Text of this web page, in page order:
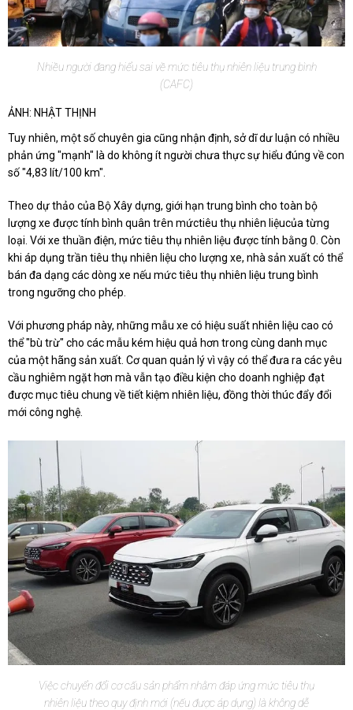
Nhiều người đang hiểu sai về mức tiêu thụ nhiên liệu trung bình
(CAFC)
ẢNH: NHẬT THỊNH
Tuy nhiên, một số chuyên gia cũng nhận định, sở dĩ dư luận có nhiều
phản ứng "mạnh" là do không ít người chưa thực sự hiểu đúng về con
số "4,83 lít/100 km".
Theo dự thảo của Bộ Xây dựng, giới hạn trung bình cho toàn bộ
lượng xe được tính bình quân trên mứctiêu thụ nhiên liệucủa từng
loại. Với xe thuần điện, mức tiêu thụ nhiên liệu được tính bằng 0. Còn
khi áp dụng trần tiêu thụ nhiên liệu cho lượng xe, nhà sản xuất có thể
bán đa dạng các dòng xe nếu mức tiêu thụ nhiên liệu trung bình
trong ngưỡng cho phép.
Với phương pháp này, những mẫu xe có hiệu suất nhiên liệu cao có
thể "bù trừ" cho các mẫu kém hiệu quả hơn trong cùng danh mục
của một hãng sản xuất. Cơ quan quản lý vì vậy có thể đưa ra các yêu
cầu nghiêm ngặt hơn mà vẫn tạo điều kiện cho doanh nghiệp đạt
được mục tiêu chung về tiết kiệm nhiên liệu, đồng thời thúc đẩy đổi
mới công nghệ.
Việc chuyển đổi cơ cấu sản phẩm nhằm đáp ứng mức tiêu thụ
nhiên liệu theo quy định mới (nếu được áp dụng) là không dễ